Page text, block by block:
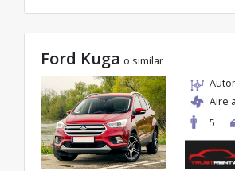
Ford Kuga o similar
Aire
5